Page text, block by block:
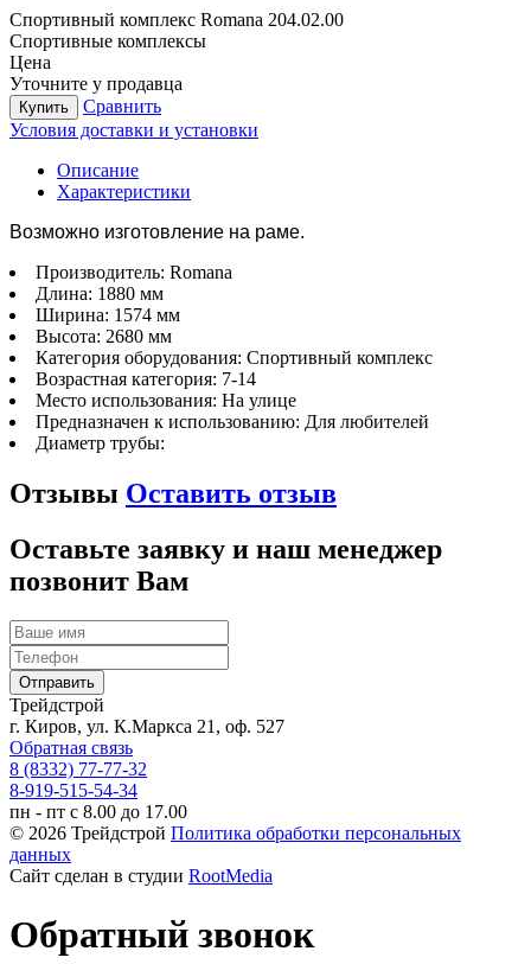
Спортивный комплекс Romana 204.02.00
Спортивные комплексы
Цена
Уточните у продавца
Купить
Сравнить
Условия доставки и установки
Описание
Характеристики
Возможно изготовление на раме.
Производитель: Romana
Длина: 1880 мм
Ширина: 1574 мм
Высота: 2680 мм
Категория оборудования: Спортивный комплекс
Возрастная категория: 7-14
Место использования: На улице
Предназначен к использованию: Для любителей
Диаметр трубы:
Отзывы Оставить отзыв
Оставьте заявку и наш менеджер
позвонит Вам
Трейдстрой
г. Киров, ул. К.Маркса 21, оф. 527
Обратная связь
8 (8332) 77-77-32
8-919-515-54-34
пн - пт с 8.00 до 17.00
© 2026 Трейдстрой Политика обработки персональных
данных
Сайт сделан в студии RootMedia
Обратный звонок